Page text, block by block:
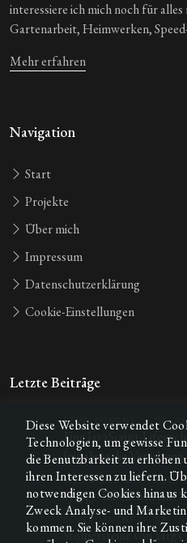
interessiere ich mich noch für
Gartenarbeit, Heimwerken,
Mehr erfahren
Navigation
Start
Projekte
Über mich
Impressum
Datenschutzerklärung
Cookie-Einstellungen
Letzte Beiträge
DEVELOPMENT • 02.
Eine JavaScript-
Initialiser die
DIES & DAS • 07. FEB.
Syzygy-Tabellen in eine
DEVELOPMENT 08.
Stolpersteine von Yargs
Diese Website verwendet
Technologien, um gewisse
die Benutzbarkeit zu
ihren Interessen zu liefern.
notwendigen Cookies hinaus
Zweck Analyse- und
kommen. Sie können ihre